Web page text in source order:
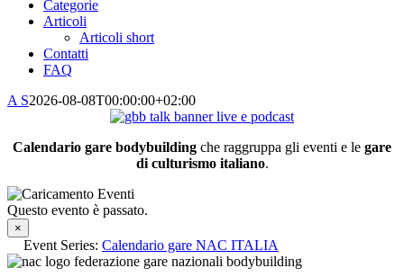
Categorie
Articoli
Articoli short
Contatti
FAQ
A S2026-08-08T00:00:00+02:00
Calendario gare bodybuilding che raggruppa gli eventi e le gare
di culturismo italiano.
Questo evento è passato.
×
Event Series: Calendario gare NAC ITALIA